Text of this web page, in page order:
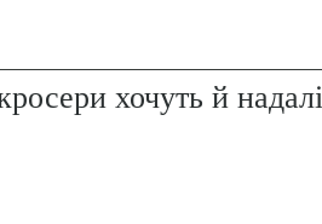
хочуть й надалі